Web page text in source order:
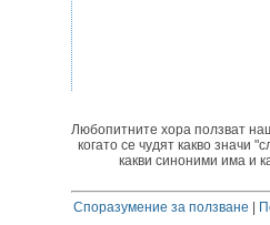
Любопитните хора ползват
когато се чудят какво значи
какви синоними има и
Споразумение за ползване |